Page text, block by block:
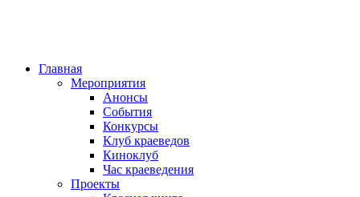
Главная
Мероприятия
Анонсы
События
Конкурсы
Клуб краеведов
Киноклуб
Час краеведения
Проекты